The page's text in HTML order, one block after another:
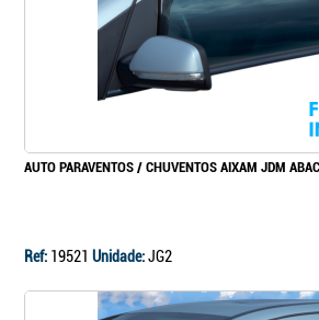
AUTO PARAVENTOS / CHUVENTOS AIXAM JDM
Ref: 19521 Unidade:JG2